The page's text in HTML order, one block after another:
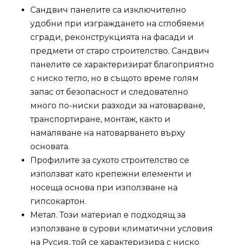
Сандвич панелите са изключително
удобни при изграждането на сглобяеми
сгради, реконструкцията на фасади и
предмети от старо строителство. Сандвич
панелите се характеризират благоприятно
с ниско тегло, но в същото време голям
запас от безопасност и следователно
много по-ниски разходи за натоварване,
транспортиране, монтаж, както и
намаляване на натоварването върху
основата.
Профилите за сухото строителство се
използват като крепежни елементи и
носеща основа при използване на
гипсокартон.
Метал. Този материал е подходящ за
използване в сурови климатични условия
на Русия, той се характеризира с ниско